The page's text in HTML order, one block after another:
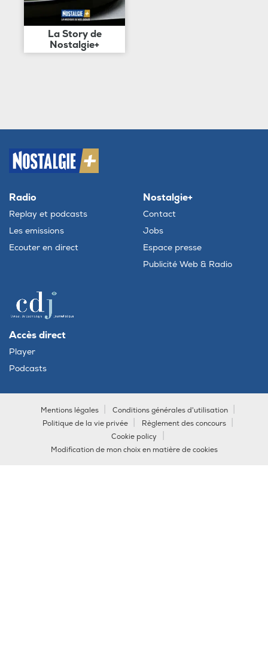
La Story de
Nostalgie+
Radio
Replay et podcasts
Les emissions
Ecouter en direct
Nostalgie+
Contact
Jobs
Espace presse
Publicité Web & Radio
Accès direct
Player
Podcasts
Mentions légales
Conditions générales d'utilisation
Politique de la vie privée
Règlement des concours
Cookie policy
Modification de mon choix en matière de cookies